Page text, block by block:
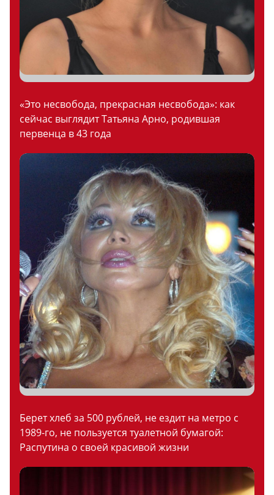
«Это несвобода, прекрасная несвобода»: как
сейчас выглядит Татьяна Арно, родившая
первенца в 43 года
Берет хлеб за 500 рублей, не ездит на метро с
1989-го, не пользуется туалетной бумагой:
Распутина о своей красивой жизни